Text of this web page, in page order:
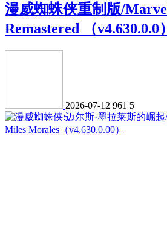
漫威蜘蛛侠重制版/
Remastered （v4.630.0.0）
2026-07-12 961 5